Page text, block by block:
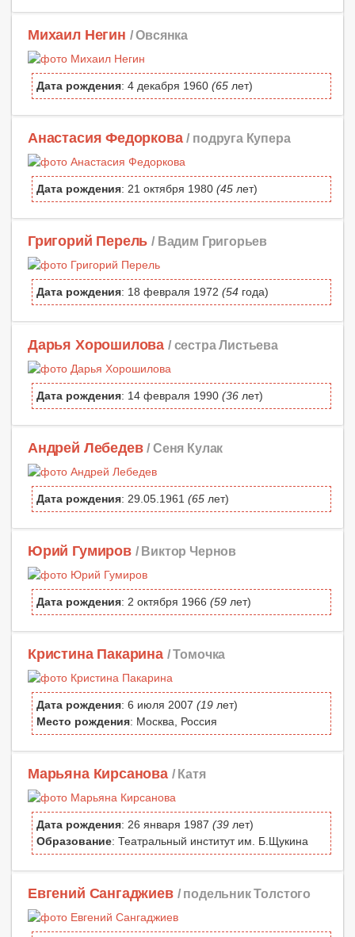
Михаил Негин / Овсянка
Дата рождения: 4 декабря 1960 (65 лет)
Анастасия Федоркова / подруга Купера
Дата рождения: 21 октября 1980 (45 лет)
Григорий Перель / Вадим Григорьев
Дата рождения: 18 февраля 1972 (54 года)
Дарья Хорошилова / сестра Листьева
Дата рождения: 14 февраля 1990 (36 лет)
Андрей Лебедев / Сеня Кулак
Дата рождения: 29.05.1961 (65 лет)
Юрий Гумиров / Виктор Чернов
Дата рождения: 2 октября 1966 (59 лет)
Кристина Пакарина / Томочка
Дата рождения: 6 июля 2007 (19 лет)
Место рождения: Москва, Россия
Марьяна Кирсанова / Катя
Дата рождения: 26 января 1987 (39 лет)
Образование: Театральный институт им. Б.Щукина
Евгений Сангаджиев / подельник Толстого